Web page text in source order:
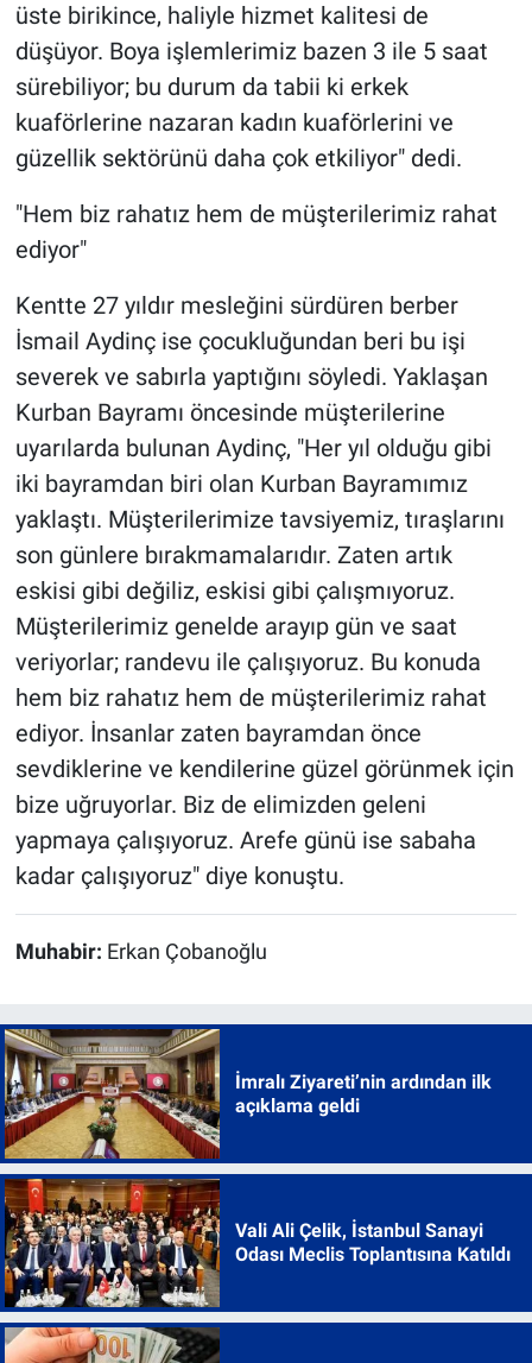
üste birikince, haliyle hizmet kalitesi de
düşüyor. Boya işlemlerimiz bazen 3 ile 5 saat
sürebiliyor; bu durum da tabii ki erkek
kuaförlerine nazaran kadın kuaförlerini ve
güzellik sektörünü daha çok etkiliyor" dedi.
"Hem biz rahatız hem de müşterilerimiz rahat
ediyor"
Kentte 27 yıldır mesleğini sürdüren berber
İsmail Aydinç ise çocukluğundan beri bu işi
severek ve sabırla yaptığını söyledi. Yaklaşan
Kurban Bayramı öncesinde müşterilerine
uyarılarda bulunan Aydinç, "Her yıl olduğu gibi
iki bayramdan biri olan Kurban Bayramımız
yaklaştı. Müşterilerimize tavsiyemiz, tıraşlarını
son günlere bırakmamalarıdır. Zaten artık
eskisi gibi değiliz, eskisi gibi çalışmıyoruz.
Müşterilerimiz genelde arayıp gün ve saat
veriyorlar; randevu ile çalışıyoruz. Bu konuda
hem biz rahatız hem de müşterilerimiz rahat
ediyor. İnsanlar zaten bayramdan önce
sevdiklerine ve kendilerine güzel görünmek için
bize uğruyorlar. Biz de elimizden geleni
yapmaya çalışıyoruz. Arefe günü ise sabaha
kadar çalışıyoruz" diye konuştu.
Muhabir: Erkan Çobanoğlu
İmralı Ziyareti’nin ardından ilk
açıklama geldi
Vali Ali Çelik, İstanbul Sanayi
Odası Meclis Toplantısına Katıldı